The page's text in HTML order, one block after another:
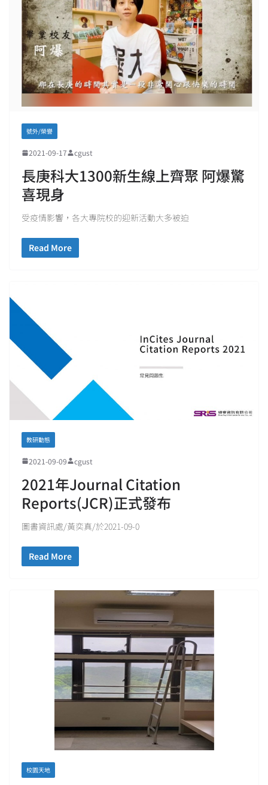
號外/榮譽
2021-09-17 cgust
長庚科大1300新生線上齊聚 阿爆驚
喜現身
受疫情影響，各大專院校的迎新活動大多被迫
Read More
教研動態
2021-09-09 cgust
2021年Journal Citation
Reports(JCR)正式發布
圖書資訊處/黃奕真/於2021-09-0
Read More
校園天地